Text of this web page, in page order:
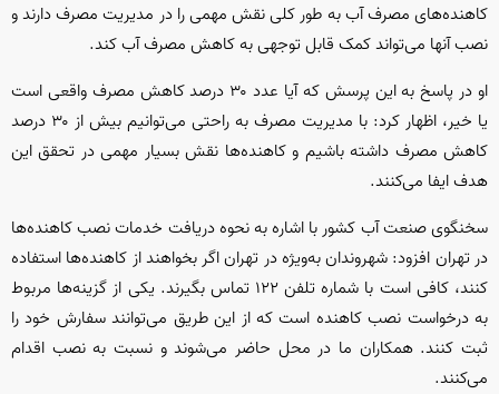
کاهنده‌های مصرف آب به طور کلی نقش مهمی را در مدیریت مصرف دارند و
نصب آنها می‌تواند کمک قابل توجهی به کاهش مصرف آب کند.
او در پاسخ به این پرسش که آیا عدد ۳۰ درصد کاهش مصرف واقعی است
یا خیر، اظهار کرد: با مدیریت مصرف به راحتی می‌توانیم بیش از ۳۰ درصد
کاهش مصرف داشته باشیم و کاهنده‌ها نقش بسیار مهمی در تحقق این
هدف ایفا می‌کنند.
سخنگوی صنعت آب کشور با اشاره به نحوه دریافت خدمات نصب کاهنده‌ها
در تهران افزود: شهروندان به‌ویژه در تهران اگر بخواهند از کاهنده‌ها استفاده
کنند، کافی است با شماره تلفن ۱۲۲ تماس بگیرند. یکی از گزینه‌ها مربوط
به درخواست نصب کاهنده است که از این طریق می‌توانند سفارش خود را
ثبت کنند. همکاران ما در محل حاضر می‌شوند و نسبت به نصب اقدام
می‌کنند.